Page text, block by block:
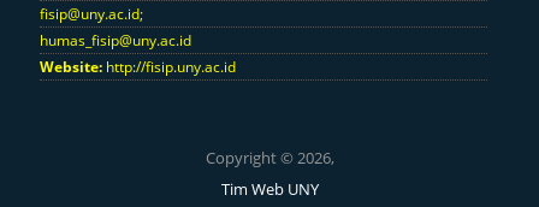
fisip@uny.ac.id;
humas_fisip@uny.ac.id
Website: http://fisip.uny.ac.id
Copyright © 2026,
Tim Web UNY